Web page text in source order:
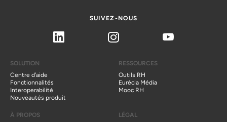
modèle Excel pour une meilleure gestion des prése...
SUIVEZ-NOUS
Instagram Youtube
SOLUTION
Centre d'aide
Fonctionnalités
Interoperabilité
Nouveautés produit
RESSOURCES
Outils RH
Eurécia Média
Mooc RH
À PROPOS
LÉGAL